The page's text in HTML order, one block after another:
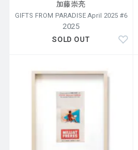
加藤崇亮
GIFTS FROM PARADISE April 2025 #6
2025
SOLD OUT